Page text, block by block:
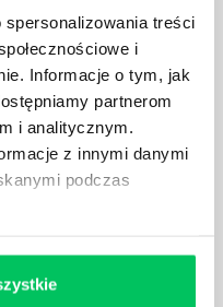
treści
i
Informacje o tym, jak
partnerom
i analitycznym.
z innymi danymi
podczas
prawo w
dokładniej ono
Jak wygląda
Na te pytania
SIĘ Z
WYROBÓW